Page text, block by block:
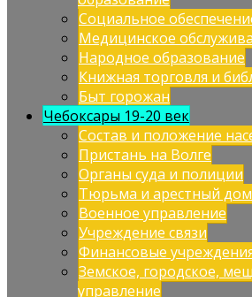
Социальное
Медицинское
Народное образование
Книжная торговля и
Быт горожан
Чебоксары 19-20 век
Состав и положение
Пристань на Волге
Органы суда и полиции
Тюрьма и арестный дом
Военное управление
Учреждение связи
Финансовые
Земское, городское,
управление